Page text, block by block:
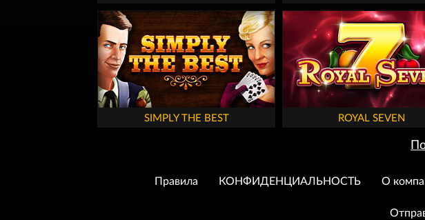
SIMPLY THE BEST ROYAL SEVEN
Правила КОНФИДЕНЦИАЛЬНОСТЬ О